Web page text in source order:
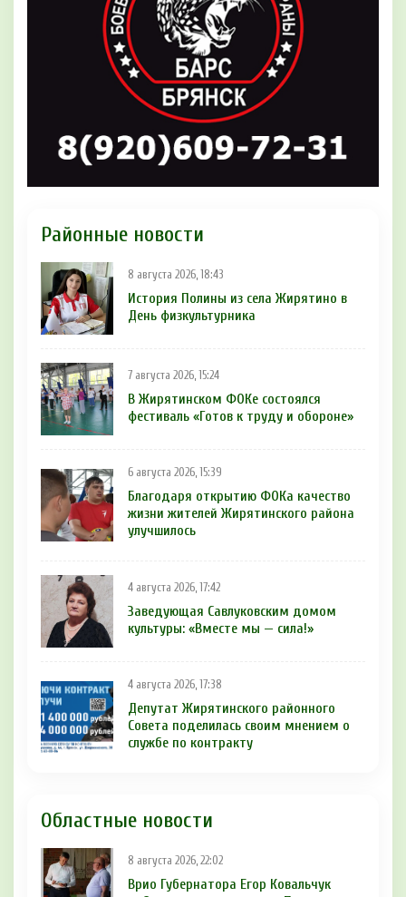
Районные новости
8 августа 2026, 18:43
История Полины из села Жирятино в
День физкультурника
7 августа 2026, 15:24
В Жирятинском ФОКе состоялся
фестиваль «Готов к труду и обороне»
6 августа 2026, 15:39
Благодаря открытию ФОКа качество
жизни жителей Жирятинского района
улучшилось
4 августа 2026, 17:42
Заведующая Савлуковским домом
культуры: «Вместе мы — сила!»
4 августа 2026, 17:38
Депутат Жирятинского районного
Совета поделилась своим мнением о
службе по контракту
Областные новости
8 августа 2026, 22:02
Врио Губернатора Егор Ковальчук